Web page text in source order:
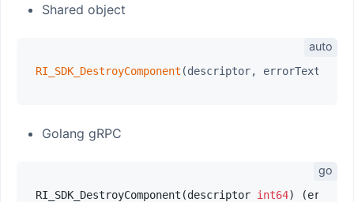
Shared object
RI_SDK_DestroyComponent
Golang gRPC
RI_SDK_DestroyComponent(descriptor int64)